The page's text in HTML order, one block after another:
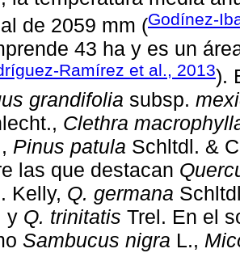
de 2059 mm (Godínez-
43 ha y es un
Ramírez et al., 2013).
grandifolia subsp.
Clethra
Pinus patula Schltdl. &
las que destacan
Kelly, Q. germana
y Q. trinitatis Trel. En el
Sambucus nigra L.,